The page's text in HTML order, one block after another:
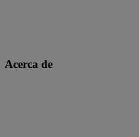
Acerca de